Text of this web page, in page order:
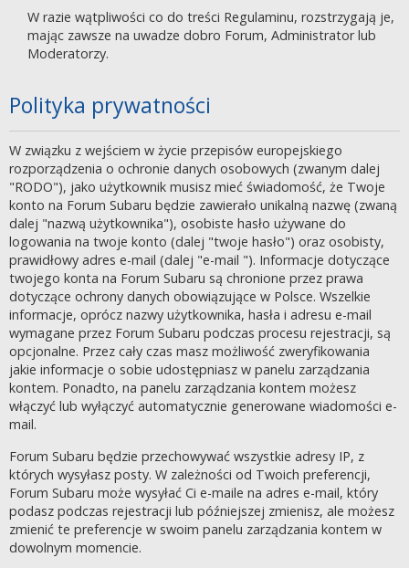
W razie wątpliwości co do treści Regulaminu, rozstrzygają je,
mając zawsze na uwadze dobro Forum, Administrator lub
Moderatorzy.
Polityka prywatności
W związku z wejściem w życie przepisów europejskiego
rozporządzenia o ochronie danych osobowych (zwanym dalej
"RODO"), jako użytkownik musisz mieć świadomość, że Twoje
konto na Forum Subaru będzie zawierało unikalną nazwę (zwaną
dalej "nazwą użytkownika"), osobiste hasło używane do
logowania na twoje konto (dalej "twoje hasło") oraz osobisty,
prawidłowy adres e-mail (dalej "e-mail "). Informacje dotyczące
twojego konta na Forum Subaru są chronione przez prawa
dotyczące ochrony danych obowiązujące w Polsce. Wszelkie
informacje, oprócz nazwy użytkownika, hasła i adresu e-mail
wymagane przez Forum Subaru podczas procesu rejestracji, są
opcjonalne. Przez cały czas masz możliwość zweryfikowania
jakie informacje o sobie udostępniasz w panelu zarządzania
kontem. Ponadto, na panelu zarządzania kontem możesz
włączyć lub wyłączyć automatycznie generowane wiadomości e-
mail.
Forum Subaru będzie przechowywać wszystkie adresy IP, z
których wysyłasz posty. W zależności od Twoich preferencji,
Forum Subaru może wysyłać Ci e-maile na adres e-mail, który
podasz podczas rejestracji lub późniejszej zmienisz, ale możesz
zmienić te preferencje w swoim panelu zarządzania kontem w
dowolnym momencie.